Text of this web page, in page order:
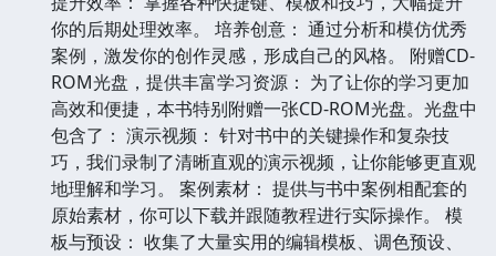
你的后期处理效率。 培养创意： 通过分析和模仿优秀
案例，激发你的创作灵感，形成自己的风格。 附赠CD-
ROM光盘，提供丰富学习资源： 为了让你的学习更加
高效和便捷，本书特别附赠一张CD-ROM光盘。光盘中
包含了： 演示视频： 针对书中的关键操作和复杂技
巧，我们录制了清晰直观的演示视频，让你能够更直观
地理解和学习。 案例素材： 提供与书中案例相配套的
原始素材，你可以下载并跟随教程进行实际操作。 模
板与预设： 收集了大量实用的编辑模板、调色预设、